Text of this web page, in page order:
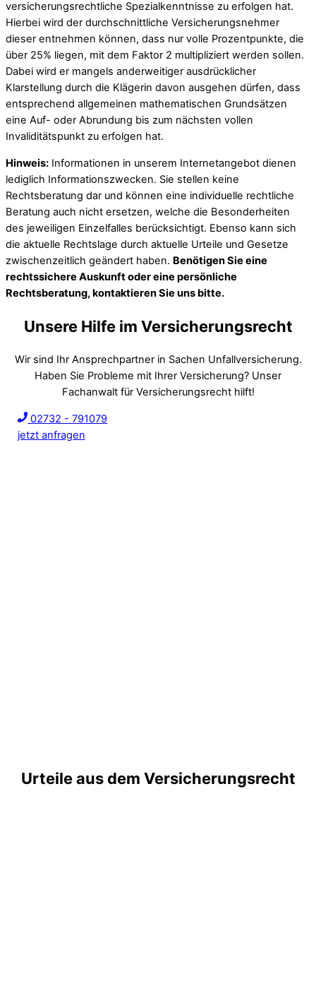
versicherungsrechtliche Spezialkenntnisse zu erfolgen hat.
Hierbei wird der durchschnittliche Versicherungsnehmer
dieser entnehmen können, dass nur volle Prozentpunkte, die
über 25% liegen, mit dem Faktor 2 multipliziert werden sollen.
Dabei wird er mangels anderweitiger ausdrücklicher
Klarstellung durch die Klägerin davon ausgehen dürfen, dass
entsprechend allgemeinen mathematischen Grundsätzen
eine Auf- oder Abrundung bis zum nächsten vollen
Invaliditätspunkt zu erfolgen hat.
Hinweis: Informationen in unserem Internetangebot dienen
lediglich Informationszwecken. Sie stellen keine
Rechtsberatung dar und können eine individuelle rechtliche
Beratung auch nicht ersetzen, welche die Besonderheiten
des jeweiligen Einzelfalles berücksichtigt. Ebenso kann sich
die aktuelle Rechtslage durch aktuelle Urteile und Gesetze
zwischenzeitlich geändert haben. Benötigen Sie eine
rechtssichere Auskunft oder eine persönliche
Rechtsberatung, kontaktieren Sie uns bitte.
Unsere Hilfe im Versicherungsrecht
Wir sind Ihr Ansprechpartner in Sachen Unfallversicherung.
Haben Sie Probleme mit Ihrer Versicherung? Unser
Fachanwalt für Versicherungsrecht hilft!
02732 - 791079
jetzt anfragen
Urteile aus dem Versicherungsrecht